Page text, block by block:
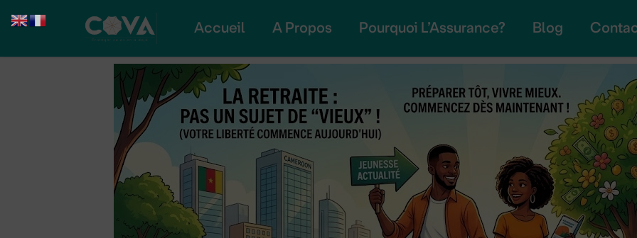
Accueil A Propos Pourquoi L’Assurance? Blog